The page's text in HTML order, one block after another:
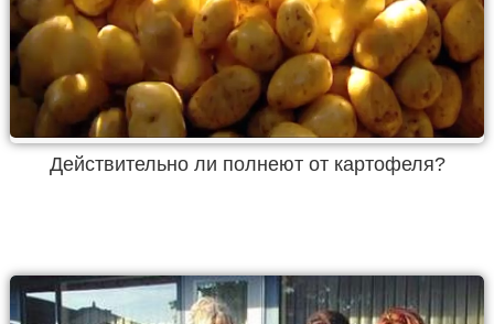
Действительно ли полнеют от картофеля?